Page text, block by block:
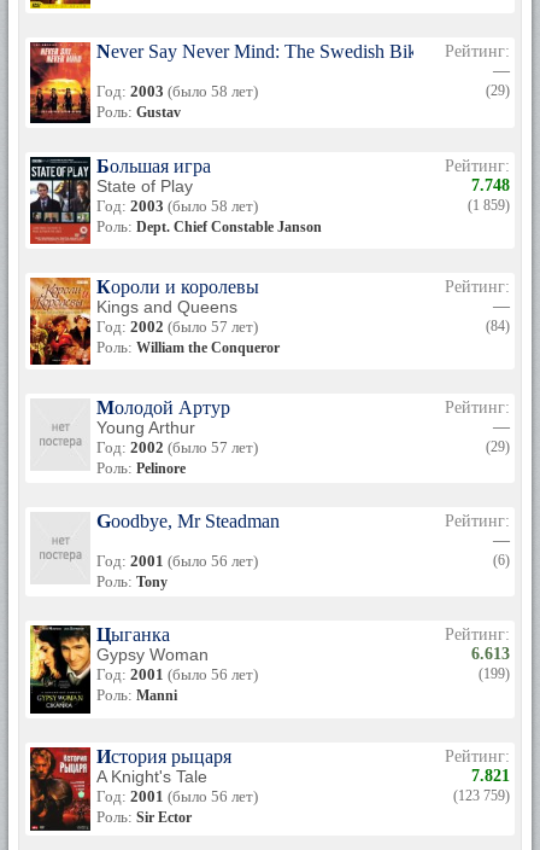
Never Say Never Mind: The Swedish Bikini Team
Год: 2003 (было 58 лет)
Роль: Gustav
Рейтинг:
—
(29)
Большая игра
State of Play
Год: 2003 (было 58 лет)
Роль: Dept. Chief Constable Janson
Рейтинг:
7.748
(1 859)
Короли и королевы
Kings and Queens
Год: 2002 (было 57 лет)
Роль: William the Conqueror
Рейтинг:
—
(84)
Молодой Артур
Young Arthur
Год: 2002 (было 57 лет)
Роль: Pelinore
Рейтинг:
—
(29)
Goodbye, Mr Steadman
Год: 2001 (было 56 лет)
Роль: Tony
Рейтинг:
—
(6)
Цыганка
Gypsy Woman
Год: 2001 (было 56 лет)
Роль: Manni
Рейтинг:
6.613
(199)
История рыцаря
A Knight's Tale
Год: 2001 (было 56 лет)
Роль: Sir Ector
Рейтинг:
7.821
(123 759)